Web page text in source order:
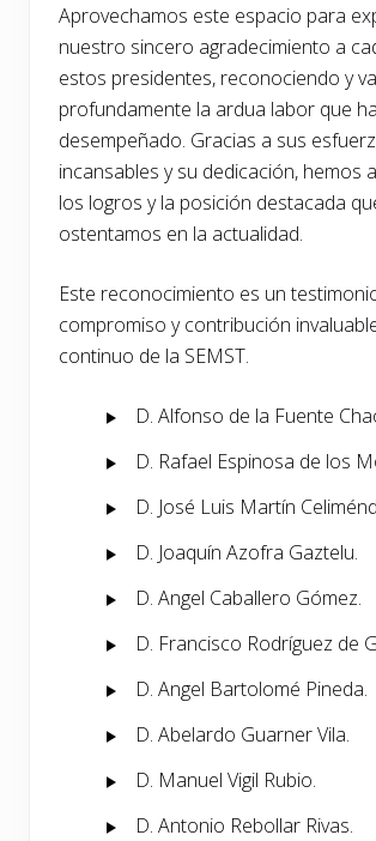
Aprovechamos este espacio para
nuestro sincero agradecimiento a
estos presidentes, reconociendo y
profundamente la ardua labor que
desempeñado. Gracias a sus
incansables y su dedicación, hemos
los logros y la posición destacada
ostentamos en la actualidad.
Este reconocimiento es un
compromiso y contribución
continuo de la SEMST.
D. Alfonso de la Fuente
D. Rafael Espinosa de los
D. José Luis Martín
D. Joaquín Azofra Gaztelu.
D. Angel Caballero Gómez.
D. Francisco Rodríguez de
D. Angel Bartolomé Pineda.
D. Abelardo Guarner Vila.
D. Manuel Vigil Rubio.
D. Antonio Rebollar Rivas.